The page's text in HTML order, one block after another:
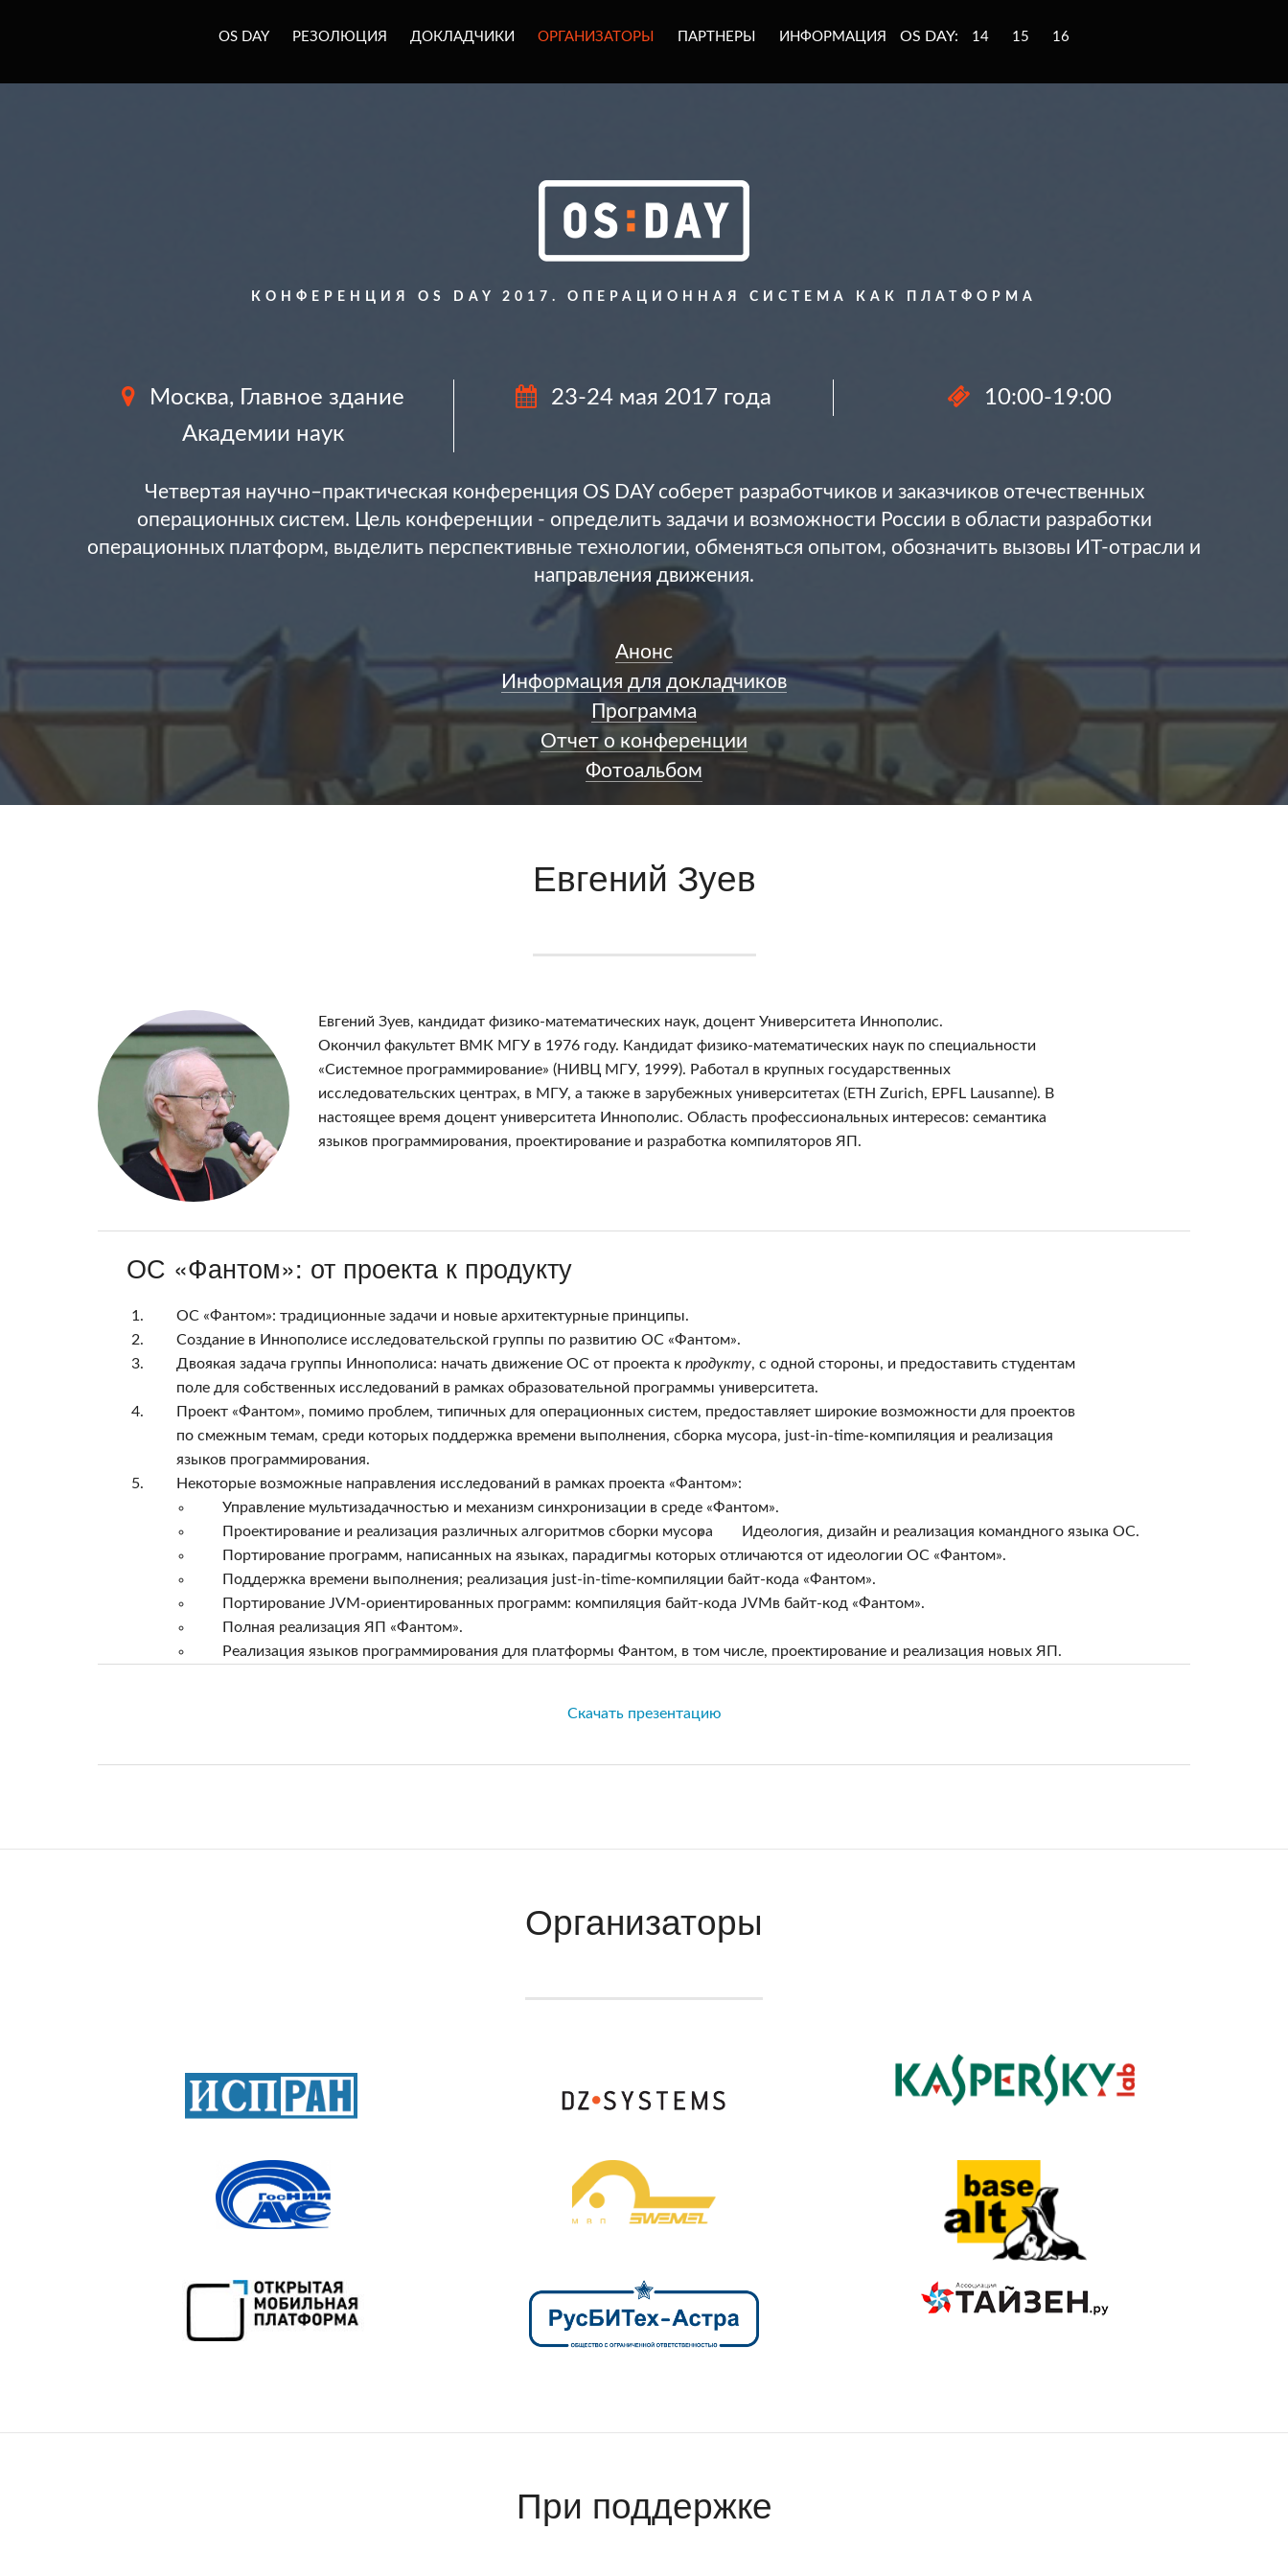
OS DAY РЕЗОЛЮЦИЯ ДОКЛАДЧИКИ ОРГАНИЗАТОРЫ ПАРТНЕРЫ ИНФОРМАЦИЯ OS DAY: 14 15 16
КОНФЕРЕНЦИЯ OS DAY 2017. ОПЕРАЦИОННАЯ СИСТЕМА КАК ПЛАТФОРМА
Москва, Главное здание
Академии наук
23-24 мая 2017 года 10:00-19:00
Четвертая научно–практическая конференция OS DAY соберет разработчиков и заказчиков отечественных
операционных систем. Цель конференции - определить задачи и возможности России в области разработки
операционных платформ, выделить перспективные технологии, обменяться опытом, обозначить вызовы ИТ-отрасли и
направления движения.
Анонс
Информация для докладчиков
Программа
Отчет о конференции
Фотоальбом
Евгений Зуев
Евгений Зуев, кандидат физико-математических наук, доцент Университета Иннополис.
Окончил факультет ВМК МГУ в 1976 году. Кандидат физико-математических наук по специальности
«Системное программирование» (НИВЦ МГУ, 1999). Работал в крупных государственных
исследовательских центрах, в МГУ, а также в зарубежных университетах (ETH Zurich, EPFL Lausanne). В
настоящее время доцент университета Иннополис. Область профессиональных интересов: семантика
языков программирования, проектирование и разработка компиляторов ЯП.
ОС «Фантом»: от проекта к продукту
ОС «Фантом»: традиционные задачи и новые архитектурные принципы.
Создание в Иннополисе исследовательской группы по развитию ОС «Фантом».
Двоякая задача группы Иннополиса: начать движение ОС от проекта кпродукту, с одной стороны, и предоставить студентам
поле для собственных исследований в рамках образовательной программы университета.
Проект «Фантом», помимо проблем, типичных для операционных систем, предоставляет широкие возможности для проектов
по смежным темам, среди которых поддержка времени выполнения, сборка мусора, just-in-time-компиляция и реализация
языков программирования.
Некоторые возможные направления исследований в рамках проекта «Фантом»:
Управление мультизадачностью и механизм синхронизации в среде «Фантом».
Проектирование и реализация различных алгоритмов сборки мусора
Идеология, дизайн и реализация командного языка ОС.
Портирование программ, написанных на языках, парадигмы которых отличаются от идеологии ОС «Фантом».
Поддержка времени выполнения; реализация just-in-time-компиляции байт-кода «Фантом».
Портирование JVM-ориентированных программ: компиляция байт-кода JVMв байт-код «Фантом».
Полная реализация ЯП «Фантом».
Реализация языков программирования для платформы Фантом, в том числе, проектирование и реализация новых ЯП.
Скачать презентацию
Организаторы
При поддержке